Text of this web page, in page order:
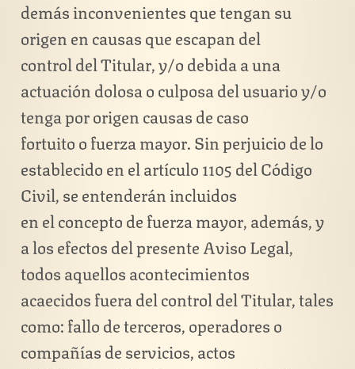
demás inconvenientes que tengan su
origen en causas que escapan del
control del Titular, y/o debida a una
actuación dolosa o culposa del usuario y/o
tenga por origen causas de caso
fortuito o fuerza mayor. Sin perjuicio de lo
establecido en el artículo 1105 del Código
Civil, se entenderán incluidos
en el concepto de fuerza mayor, además, y
a los efectos del presente Aviso Legal,
todos aquellos acontecimientos
acaecidos fuera del control del Titular, tales
como: fallo de terceros, operadores o
compañías de servicios, actos